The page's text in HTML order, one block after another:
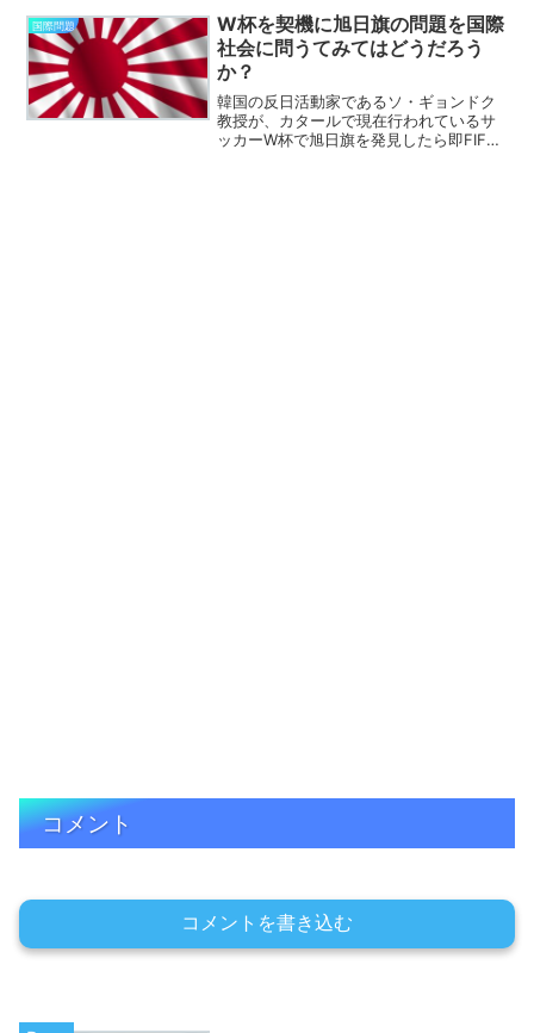
期が4月であることは説明するまでもあり
ませんが、このことについ...
国際問題
W杯を契機に旭日旗の問題を国際
社会に問うてみてはどうだろう
か？
韓国の反日活動家であるソ・ギョンドク
教授が、カタールで現在行われているサ
ッカーW杯で旭日旗を発見したら即FIFA
コメント
コメントを書き込む